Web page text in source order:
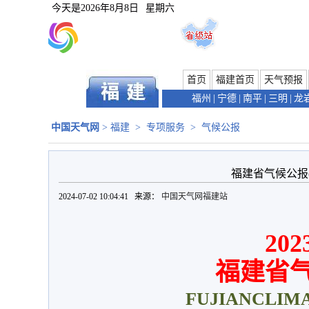
今天是2026年8月8日 星期六
首页 福建首页
天气预报
福州
宁德 南平 三明 龙
中国天气网 > 福建 > 专项服务 > 气候公报
福建省气候公
2024-07-02 10:04:41 来源： 中国天气网福建站
福建省
FUJIAN